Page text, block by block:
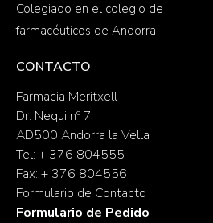
Colegiado en el colegio de
farmacéuticos de Andorra
CONTACTO
Farmacia Meritxell
Dr. Nequi nº 7
AD500 Andorra la Vella
Tel: + 376 804555
Fax: + 376 804556
Formulario de Contacto
Formulario de Pedido